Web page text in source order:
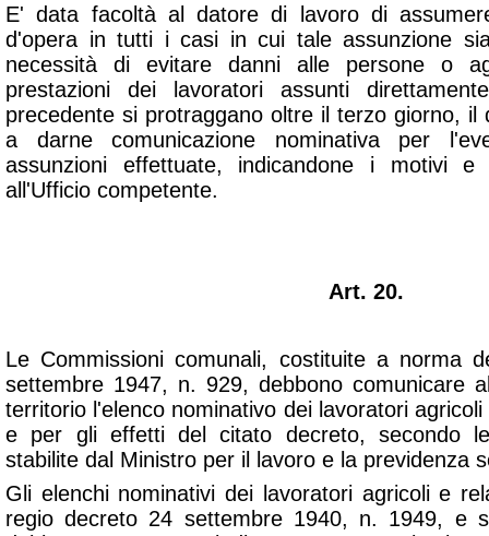
E' data facoltà al datore di lavoro di
d'opera in tutti i casi in cui tale assunzione
necessità di evitare danni alle persone o
prestazioni dei lavoratori assunti
precedente si protraggano oltre il terzo giorno, il
a darne comunicazione nominativa per
assunzioni effettuate, indicandone i motivi
all'Ufficio competente.
Art. 20.
Le Commissioni comunali, costituite a norma
settembre 1947, n. 929, debbono comunicare
territorio l'elenco nominativo dei lavoratori
e per gli effetti del citato decreto, secondo
stabilite dal Ministro per il lavoro e la previdenza
Gli elenchi nominativi dei lavoratori agricoli e
regio decreto 24 settembre 1940, n. 1949, e